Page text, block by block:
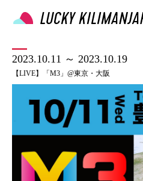
2023.10.11 ～ 2023.10.19
【LIVE】「M3」@東京・大阪